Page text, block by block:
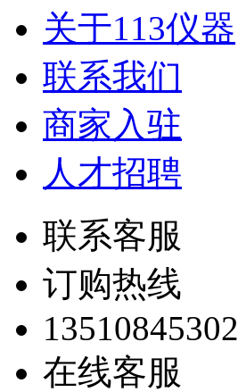
关于113仪器
联系我们
商家入驻
人才招聘
联系客服
订购热线
13510845302
在线客服